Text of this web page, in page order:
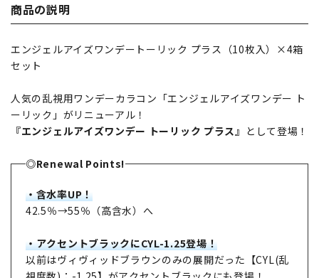
商品の説明
エンジェルアイズワンデートーリック プラス（10枚入）×4箱
セット
人気の乱視用ワンデーカラコン「エンジェルアイズワンデー ト
ーリック」がリニューアル！
『エンジェルアイズワンデー トーリック プラス』 として登場！
◎Renewal Points!
・含水率UP！
42.5％→55％（高含水）へ
・アクセントブラックにCYL-1.25登場！
以前はヴィヴィッドブラウンのみの展開だった【CYL(乱